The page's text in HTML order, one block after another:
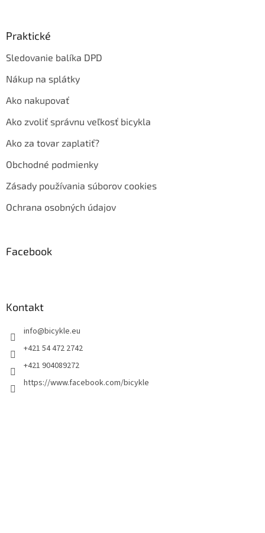
Praktické
Sledovanie balíka DPD
Nákup na splátky
Ako nakupovať
Ako zvoliť správnu veľkosť bicykla
Ako za tovar zaplatiť?
Obchodné podmienky
Zásady používania súborov cookies
Ochrana osobných údajov
Facebook
Kontakt
info@bicykle.eu
+421 54 472 2742
+421 904089272
https://www.facebook.com/bicykle